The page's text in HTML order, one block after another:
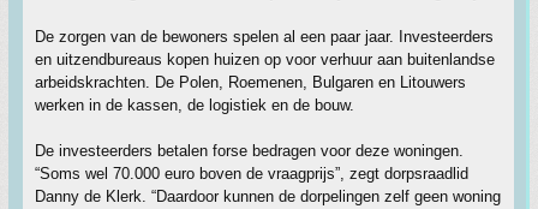
De zorgen van de bewoners spelen al een paar jaar. Investeerders
en uitzendbureaus kopen huizen op voor verhuur aan buitenlandse
arbeidskrachten. De Polen, Roemenen, Bulgaren en Litouwers
werken in de kassen, de logistiek en de bouw.
De investeerders betalen forse bedragen voor deze woningen.
“Soms wel 70.000 euro boven de vraagprijs”, zegt dorpsraadlid
Danny de Klerk. “Daardoor kunnen de dorpelingen zelf geen woning